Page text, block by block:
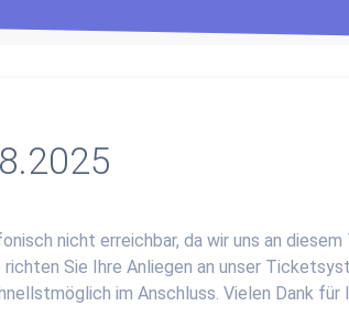
nicht erreichbar, da wir uns an
Sie Ihre Anliegen an unser
im Anschluss. Vielen Dank für